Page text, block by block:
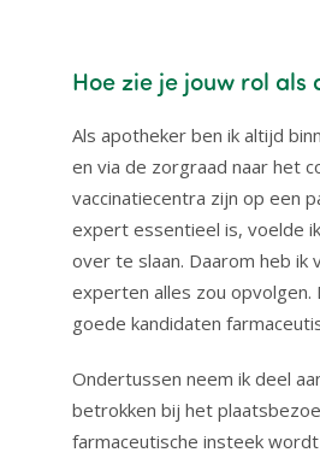
Hoe zie je jouw rol
Als apotheker ben ik altijd
en via de zorgraad naar het
vaccinatiecentra zijn op een
expert essentieel is, voelde
over te slaan. Daarom heb ik
experten alles zou
goede kandidaten
Ondertussen neem ik deel
betrokken bij het
farmaceutische insteek